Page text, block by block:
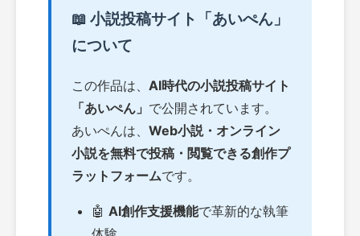
📖 小説投稿サイト「あいぺん」
について
この作品は、 AI時代の小説投稿サイト
「あいぺん」 で公開されています。
あいぺんは、 Web小説・オンライン
小説を無料で投稿・閲覧できる創作プ
ラットフォームです。
🤖 AI創作支援機能で革新的な執筆